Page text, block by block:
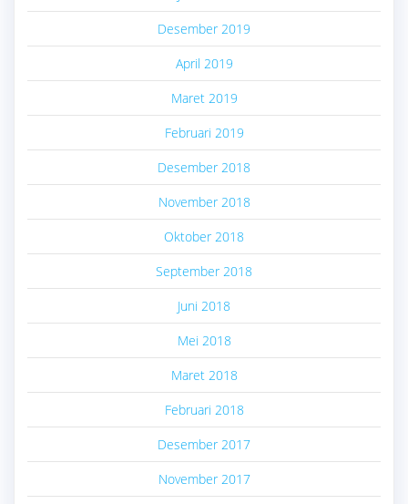
Desember 2019
April 2019
Maret 2019
Februari 2019
Desember 2018
November 2018
Oktober 2018
September 2018
Juni 2018
Mei 2018
Maret 2018
Februari 2018
Desember 2017
November 2017